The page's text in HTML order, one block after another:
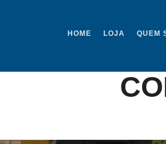
HOME LOJA QUEM